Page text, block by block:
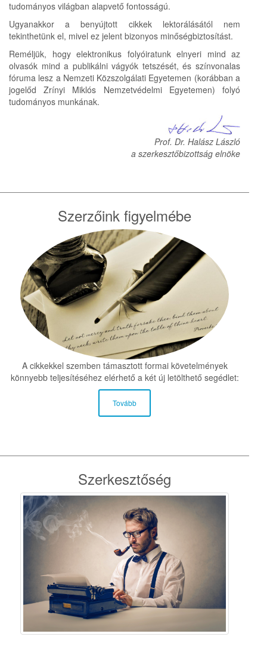
tudományos világban alapvető fontosságú.
Ugyanakkor a benyújtott cikkek lektorálásától nem
tekinthetünk el, mivel ez jelent bizonyos minőségbiztosítást.
Reméljük, hogy elektronikus folyóiratunk elnyeri mind az
olvasók mind a publikálni vágyók tetszését, és színvonalas
fóruma lesz a Nemzeti Közszolgálati Egyetemen (korábban a
jogelőd Zrínyi Miklós Nemzetvédelmi Egyetemen) folyó
tudományos munkának.
Prof. Dr. Halász László
a szerkesztőbizottság elnöke
Szerzőink figyelmébe
A cikkekkel szemben támasztott formai követelmények
könnyebb teljesítéséhez elérhető a két új letölthető segédlet:
Tovább
Szerkesztőség